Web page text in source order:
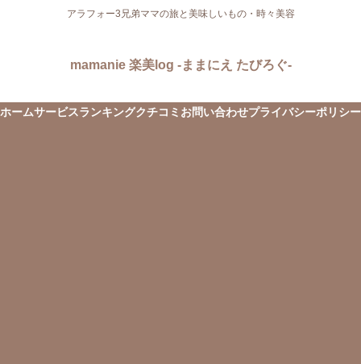
アラフォー3兄弟ママの旅と美味しいもの・時々美容
mamanie 楽美log -ままにえ たびろぐ-
ホームサービスランキングクチコミ お問い合わせプライバシーポリシー